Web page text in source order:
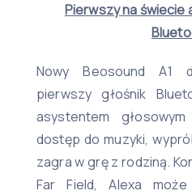
Pierwszy na świecie
Nowy Beosound A1
pierwszy głośnik
asystentem
dostęp do muzyki,
zagra w grę z rodziną.
Far Field, Alexa